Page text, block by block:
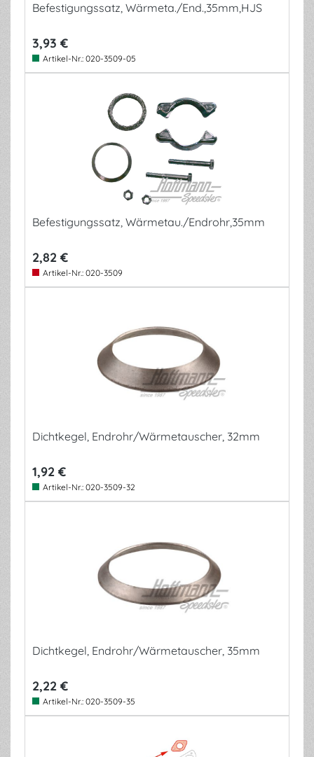
Befestigungssatz, Wärmeta./End.,35mm,HJS
3,93 €
Artikel-Nr.: 020-3509-05
Befestigungssatz, Wärmetau./Endrohr,35mm
2,82 €
Artikel-Nr.: 020-3509
Dichtkegel, Endrohr/Wärmetauscher, 32mm
1,92 €
Artikel-Nr.: 020-3509-32
Dichtkegel, Endrohr/Wärmetauscher, 35mm
2,22 €
Artikel-Nr.: 020-3509-35